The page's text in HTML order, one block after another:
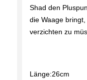
Shad den
die Waage
verzichten zu
Länge:26cm